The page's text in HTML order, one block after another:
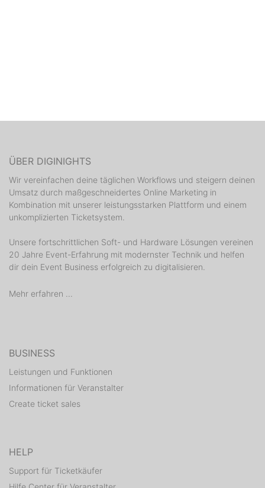
ÜBER DIGINIGHTS
Wir vereinfachen deine täglichen Workflows und steigern deinen
Umsatz durch maßgeschneidertes Online Marketing in
Kombination mit unserer leistungsstarken Plattform und einem
unkomplizierten Ticketsystem.
Unsere fortschrittlichen Soft- und Hardware Lösungen vereinen
20 Jahre Event-Erfahrung mit modernster Technik und helfen
dir dein Event Business erfolgreich zu digitalisieren.
Mehr erfahren ...
BUSINESS
Leistungen und Funktionen
Informationen für Veranstalter
Create ticket sales
HELP
Support für Ticketkäufer